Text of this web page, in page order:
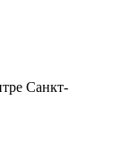
Санкт-